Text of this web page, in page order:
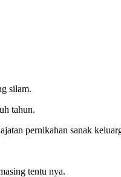
silam.
tahun.
pernikahan sanak
tentu nya.